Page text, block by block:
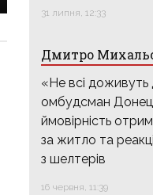
31 липня, 12:33
Дмитро
«Не всі доживуть
омбудсман
ймовірність
за житло та
з шелтерів
16 червня, 11:39